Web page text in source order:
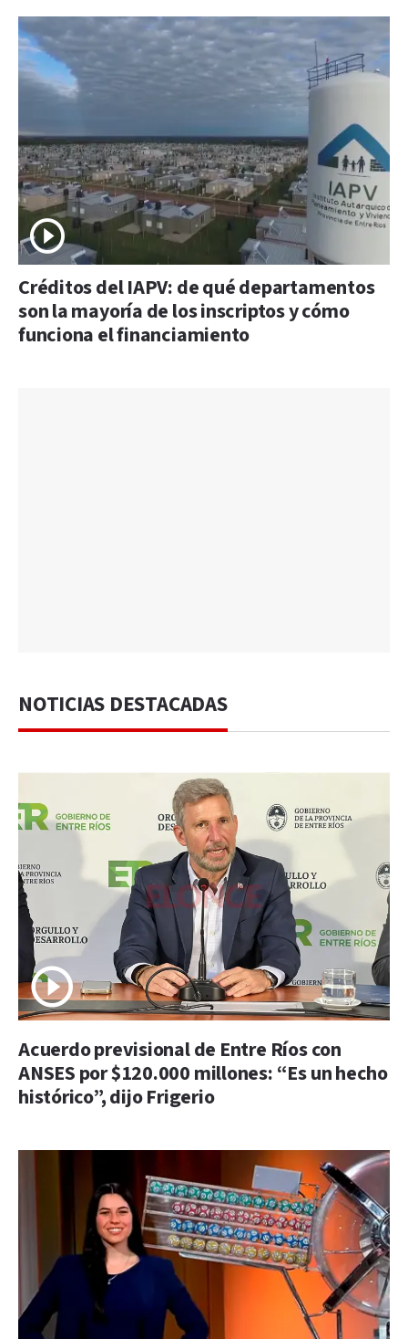
Créditos del IAPV: de qué departamentos
son la mayoría de los inscriptos y cómo
funciona el financiamiento
NOTICIAS DESTACADAS
Acuerdo previsional de Entre Ríos con
ANSES por $120.000 millones: “Es un hecho
histórico”, dijo Frigerio